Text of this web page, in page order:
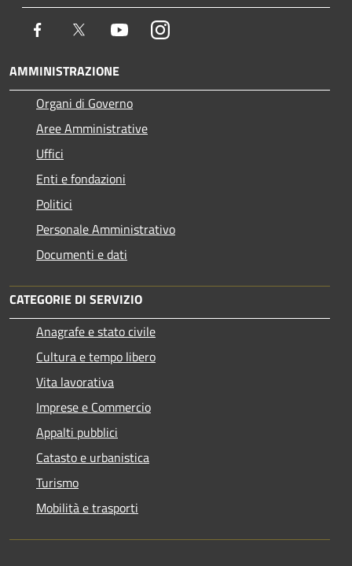
Facebook Twitter YoutubeInstagram
AMMINISTRAZIONE
Organi di Governo
Aree Amministrative
Uffici
Enti e fondazioni
Politici
Personale Amministrativo
Documenti e dati
CATEGORIE DI SERVIZIO
Anagrafe e stato civile
Cultura e tempo libero
Vita lavorativa
Imprese e Commercio
Appalti pubblici
Catasto e urbanistica
Turismo
Mobilità e trasporti